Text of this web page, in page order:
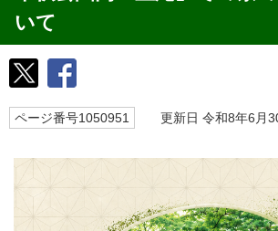
いて
ページ番号1050951 更新日 令和8年6月